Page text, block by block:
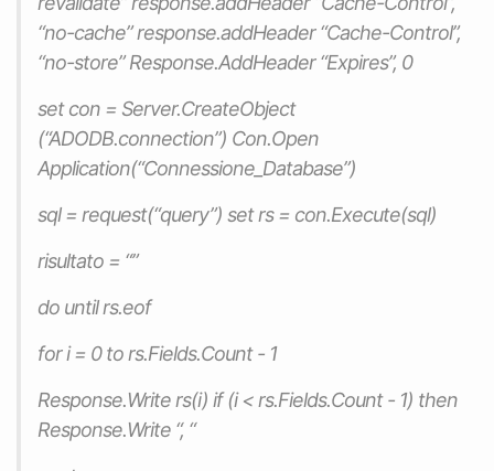
“no-cache” response.addHeader “Cache-Control”,
“no-store” Response.AddHeader “Expires”, 0
set con = Server.CreateObject
(“ADODB.connection”) Con.Open
Application(“Connessione_Database”)
sql = request(“query”) set rs = con.Execute(sql)
risultato = “”
do until rs.eof
for i = 0 to rs.Fields.Count - 1
Response.Write rs(i) if (i < rs.Fields.Count - 1) then
Response.Write “, “